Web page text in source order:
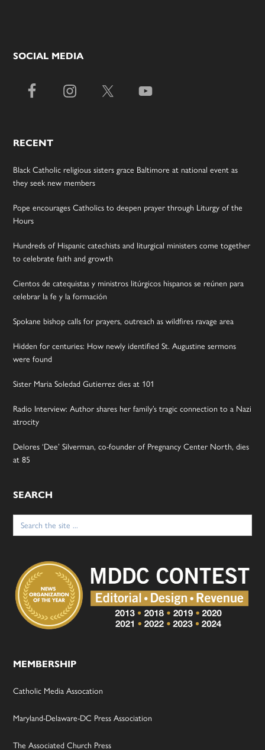
SOCIAL MEDIA
RECENT
Black Catholic religious sisters grace Baltimore at national event as
they seek new members
Pope encourages Catholics to deepen prayer through Liturgy of the
Hours
Hundreds of Hispanic catechists and liturgical ministers come together
to celebrate faith and growth
Cientos de catequistas y ministros litúrgicos hispanos se reúnen para
celebrar la fe y la formación
Spokane bishop calls for prayers, outreach as wildfires ravage area
Hidden for centuries: How newly identified St. Augustine sermons
were found
Sister Maria Soledad Gutierrez dies at 101
Radio Interview: Author shares her family’s tragic connection to a Nazi
atrocity
Delores ‘Dee’ Silverman, co-founder of Pregnancy Center North, dies
at 85
SEARCH
Search
for:
MEMBERSHIP
Catholic Media Assocation
Maryland-Delaware-DC Press Association
The Associated Church Press